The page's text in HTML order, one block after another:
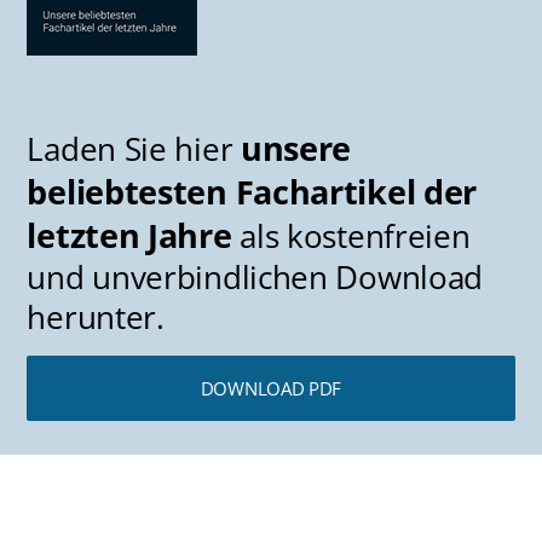
Laden Sie hier unsere
beliebtesten Fachartikel der
letzten Jahre als kostenfreien
und unverbindlichen Download
herunter.
DOWNLOAD PDF